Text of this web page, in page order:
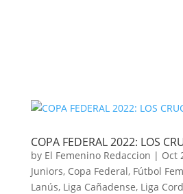
COPA FEDERAL 2022: LOS
by El Femenino Redaccion | Oct
Juniors, Copa Federal, Fútbol
Lanús, Liga Cañadense, Liga